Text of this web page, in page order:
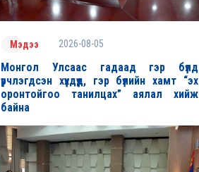
Мэдээ 2026-08-05
Монгол Улсаас гадаад гэр бүлд
үрчлэгдсэн хүүхдүүд, гэр бүлийн хамт “эх
оронтойгоо танилцах” аялал хийж
байна